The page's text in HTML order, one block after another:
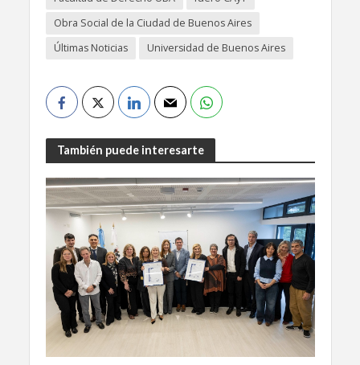
Obra Social de la Ciudad de Buenos Aires
Últimas Noticias
Universidad de Buenos Aires
También puede interesarte